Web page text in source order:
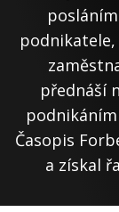
přednáší
Časopis
a získal